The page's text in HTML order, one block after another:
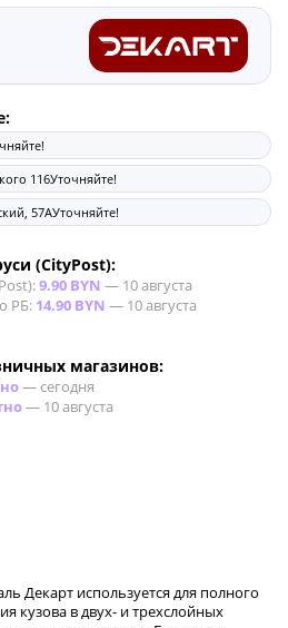
116Уточняйте!
57АУточняйте!
(CityPost):
9.90 BYN — 10 августа
РБ: 14.90 BYN — 10 августа
магазинов:
—сегодня
— 10 августа
Декарт используется для полного
кузова в двух- и трехслойных